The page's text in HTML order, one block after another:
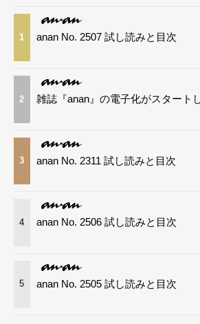
1 anan No. 2507 試し読みと目次
2 雑誌『anan』の電子化がスタート
3 anan No. 2311 試し読みと目次
4 anan No. 2506 試し読みと目次
5 anan No. 2505 試し読みと目次